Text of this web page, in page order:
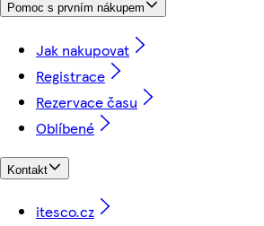
Pomoc s prvním nákupem
Jak nakupovat
Registrace
Rezervace času
Oblíbené
Kontakt
itesco.cz